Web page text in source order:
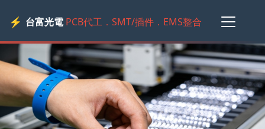
⚡ 台富光電 PCB代工．SMT/插件．EMS整合